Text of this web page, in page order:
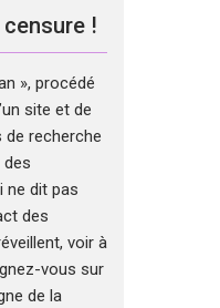
!
», procédé
site et de
recherche
ne dit pas
des
voir à
vous sur
de la